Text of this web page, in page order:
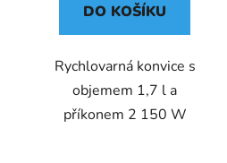
DO KOŠÍKU
Rychlovarná konvice s
objemem 1,7 l a
příkonem 2 150 W